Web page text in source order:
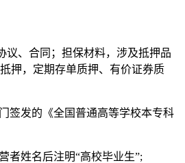
议、合同；担保材料，涉及抵押品
押，定期存单质押、有价证券质
签发的《全国普通高等学校本专科
者姓名后注明“高校毕业生”;